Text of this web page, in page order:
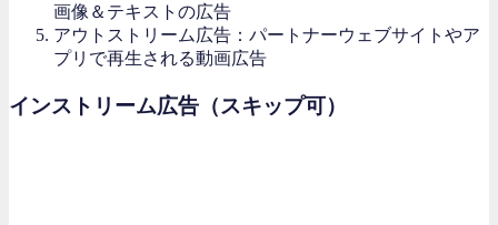
画像＆テキストの広告
アウトストリーム広告：パートナーウェブサイトやア
プリで再生される動画広告
インストリーム広告（スキップ可）